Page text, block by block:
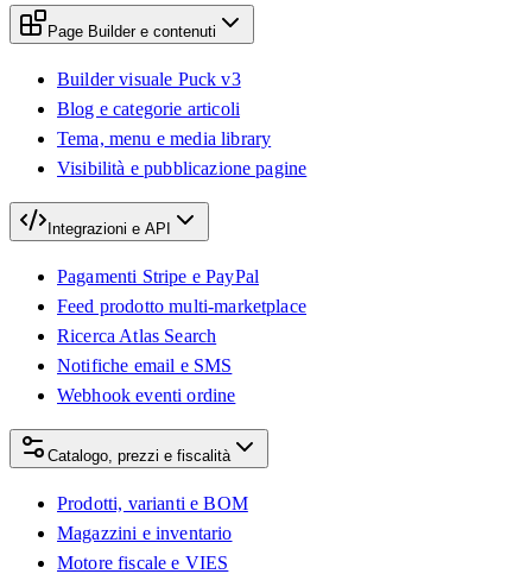
Page Builder e contenuti
Builder visuale Puck v3
Blog e categorie articoli
Tema, menu e media library
Visibilità e pubblicazione pagine
Integrazioni e API
Pagamenti Stripe e PayPal
Feed prodotto multi-marketplace
Ricerca Atlas Search
Notifiche email e SMS
Webhook eventi ordine
Catalogo, prezzi e fiscalità
Prodotti, varianti e BOM
Magazzini e inventario
Motore fiscale e VIES